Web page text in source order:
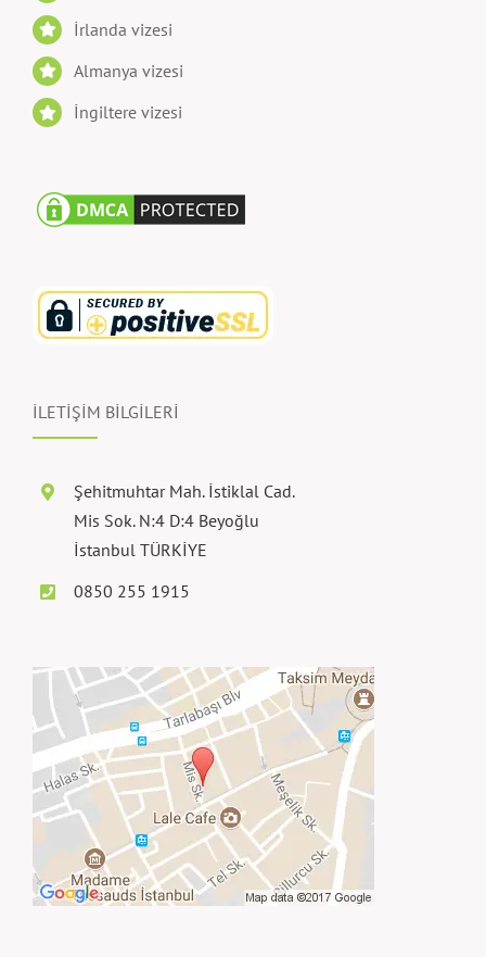
İrlanda vizesi
Almanya vizesi
İngiltere vizesi
İLETİŞİM BİLGİLERİ
Şehitmuhtar Mah. İstiklal Cad.
Mis Sok. N:4 D:4 Beyoğlu
İstanbul TÜRKİYE
0850 255 1915